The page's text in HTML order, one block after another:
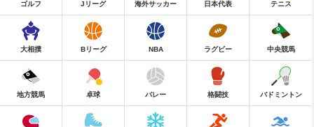
ゴルフ Jリーグ 海外サッカー 日本代表 テニス
大相撲 Bリーグ NBA ラグビー 中央競馬
地方競馬 卓球 バレー 格闘技 バドミントン